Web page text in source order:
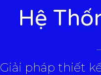
Hệ
Giải pháp thiết